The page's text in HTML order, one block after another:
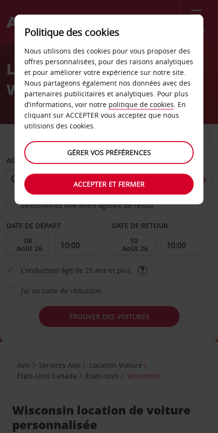
Menu
Welcome
AvisLocation de voiture
Wisconsin
AGENCE DE DÉPART
Sélectionnez une autre agence de retour
DATE DE DÉPART DATE DE RETOUR
Conducteur âgé de 25 ans et plus
J’ai un code de réduction
TROUVER DES VOITURES
Avis Services Avis
Location Voiture
États-Unis Canada
États-Unis Wisconsin
Wisconsin location de voiture
personnalisée
Politique des cookies
Nous utilisons des cookies pour vous proposer des
offres personnalisées, pour des raisons analytiques
et pour améliorer votre expérience sur notre site.
Nous partageons également nos données avec des
partenaires publicitaires et analytiques. Pour plus
d’informations, voir notre politique de cookies. En
cliquant sur ACCEPTER vous acceptez que nous
utilisions des cookies.
GÉRER VOS PRÉFÉRENCES
ACCEPTER ET FERMER